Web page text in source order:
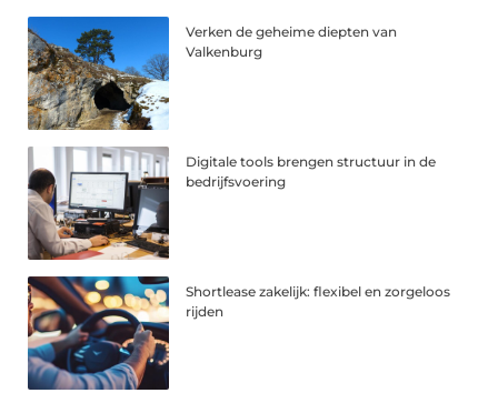
Verken de geheime diepten van
Valkenburg
Digitale tools brengen structuur in de
bedrijfsvoering
Shortlease zakelijk: flexibel en zorgeloos
rijden